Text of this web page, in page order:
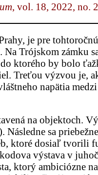
, vol. 18, 2022, no.
je pre
Trójskom zámku
ktorého by bolo
Treťou výzvou je,
napätia
na objektoch.
sa
ktoré dosiaľ tvorili
výstava v
ktorý ambiciózne